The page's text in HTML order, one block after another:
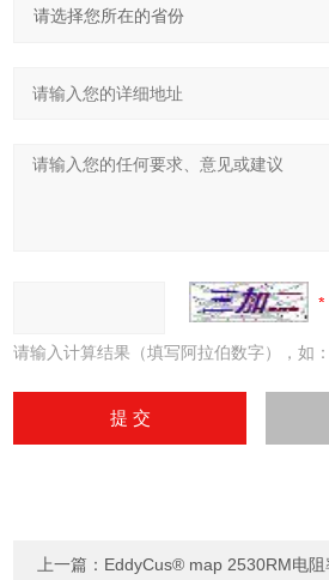
请输入计算结果（填写阿拉伯数字），如
上一篇： EddyCus® map 2530RM电阻